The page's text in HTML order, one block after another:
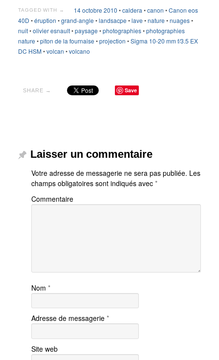
TAGGED WITH → 14 octobre 2010 •caldera •canon •Canon eos
40D •éruption •grand-angle•landsacpe•lave•nature•nuages•
nuit•olivier esnault•paysage•photographies•photographies
nature•piton de la fournaise•projection •Sigma 10-20 mm f/3.5 EX
DC HSM•volcan •volcano
SHARE → Save
Laisser un commentaire
Votre adresse de messagerie ne sera pas publiée. Les
champs obligatoires sont indiqués avec *
Commentaire
Nom *
Adresse de messagerie *
Site web